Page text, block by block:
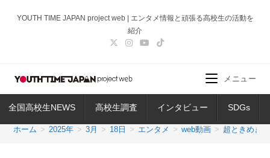
ス
ッ
YOUTH TIME JAPAN project web | エンタメ情報と頑張る高校生の活動を
紹介
全国高校生NEWS 高校生調査 インタビュー SDGs
メニュー
ホーム > 2025年 > 3月 > 18日 > エンタメ > web動画 > 超ときめき♡